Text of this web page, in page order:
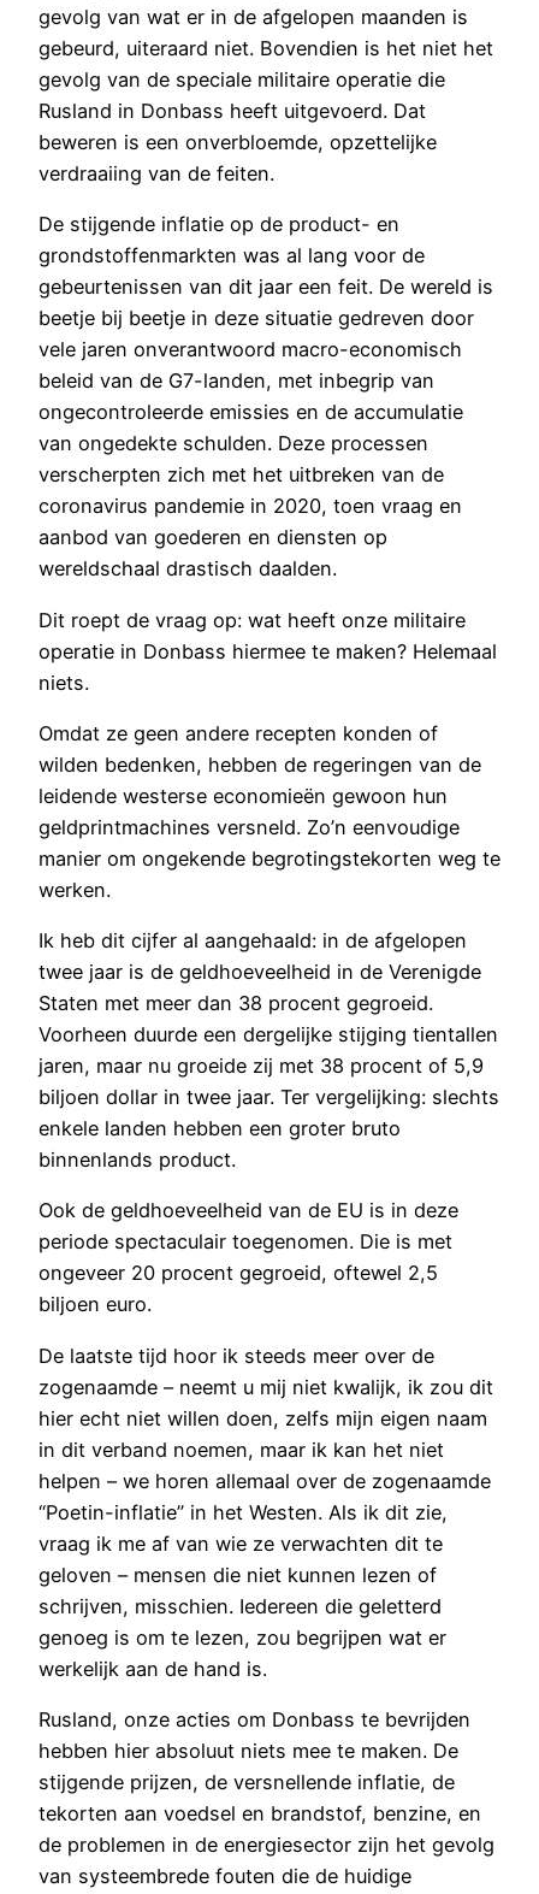
gevolg van wat er in de afgelopen maanden is
gebeurd, uiteraard niet. Bovendien is het niet het
gevolg van de speciale militaire operatie die
Rusland in Donbass heeft uitgevoerd. Dat
beweren is een onverbloemde, opzettelijke
verdraaiing van de feiten.
De stijgende inflatie op de product- en
grondstoffenmarkten was al lang voor de
gebeurtenissen van dit jaar een feit. De wereld is
beetje bij beetje in deze situatie gedreven door
vele jaren onverantwoord macro-economisch
beleid van de G7-landen, met inbegrip van
ongecontroleerde emissies en de accumulatie
van ongedekte schulden. Deze processen
verscherpten zich met het uitbreken van de
coronavirus pandemie in 2020, toen vraag en
aanbod van goederen en diensten op
wereldschaal drastisch daalden.
Dit roept de vraag op: wat heeft onze militaire
operatie in Donbass hiermee te maken? Helemaal
niets.
Omdat ze geen andere recepten konden of
wilden bedenken, hebben de regeringen van de
leidende westerse economieën gewoon hun
geldprintmachines versneld. Zo’n eenvoudige
manier om ongekende begrotingstekorten weg te
werken.
Ik heb dit cijfer al aangehaald: in de afgelopen
twee jaar is de geldhoeveelheid in de Verenigde
Staten met meer dan 38 procent gegroeid.
Voorheen duurde een dergelijke stijging tientallen
jaren, maar nu groeide zij met 38 procent of 5,9
biljoen dollar in twee jaar. Ter vergelijking: slechts
enkele landen hebben een groter bruto
binnenlands product.
Ook de geldhoeveelheid van de EU is in deze
periode spectaculair toegenomen. Die is met
ongeveer 20 procent gegroeid, oftewel 2,5
biljoen euro.
De laatste tijd hoor ik steeds meer over de
zogenaamde – neemt u mij niet kwalijk, ik zou dit
hier echt niet willen doen, zelfs mijn eigen naam
in dit verband noemen, maar ik kan het niet
helpen – we horen allemaal over de zogenaamde
“Poetin-inflatie” in het Westen. Als ik dit zie,
vraag ik me af van wie ze verwachten dit te
geloven – mensen die niet kunnen lezen of
schrijven, misschien. Iedereen die geletterd
genoeg is om te lezen, zou begrijpen wat er
werkelijk aan de hand is.
Rusland, onze acties om Donbass te bevrijden
hebben hier absoluut niets mee te maken. De
stijgende prijzen, de versnellende inflatie, de
tekorten aan voedsel en brandstof, benzine, en
de problemen in de energiesector zijn het gevolg
van systeembrede fouten die de huidige